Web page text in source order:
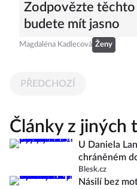
Zodpovězte těchto
budete mít jasno
Magdaléna Kadlecová Ženy
PŘEDCHOZÍ
Články z jiných
U Daniela
chráněném
Blesk.cz
Násilí bez